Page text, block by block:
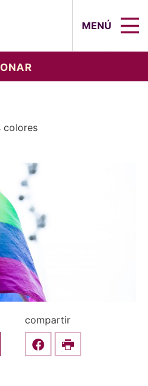
MENÚ
colores
compartir
Share this on Facebook
Print